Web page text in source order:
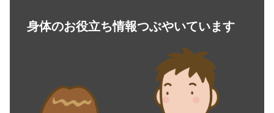
身体のお役立ち情報つぶやいています